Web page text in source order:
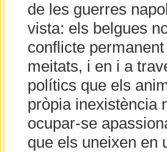
de les guerres
vista: els belgues
conflicte
meitats, i en i a
polítics que els
pròpia inexistència
ocupar-se
que els uneixen en